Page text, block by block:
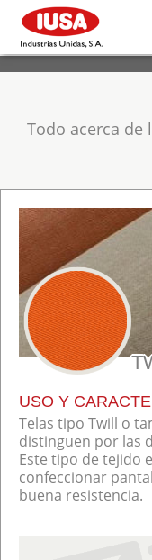
Todo acerca de
USO Y
Telas tipo Twill o
distinguen por las
Este tipo de tejido
confeccionar
buena resistencia.